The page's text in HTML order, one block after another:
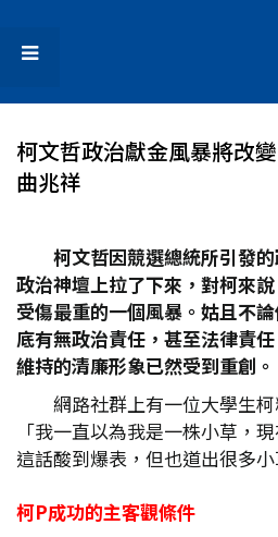
柯文哲政治獻金風暴將改
曲兆祥
柯文哲因競選總統所引發
政治神壇上拉了下來，對柯來
受傷最重的一個風暴。姑且不
底有無政治責任，甚至法律責
維持的清廉形象已然受到重創。
網路社群上有一位大學生
「我一直以為我是一株小草，
這話酸到爆表，但也道出很多小
柯P成功的主客觀條件